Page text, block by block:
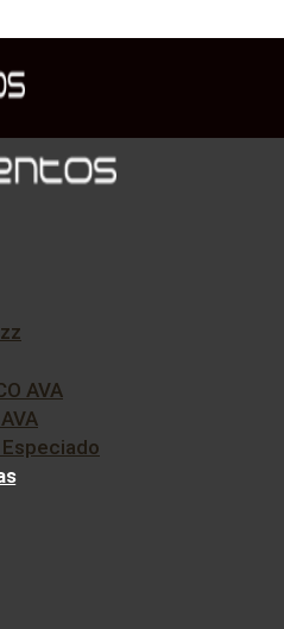
AVA
Especiado